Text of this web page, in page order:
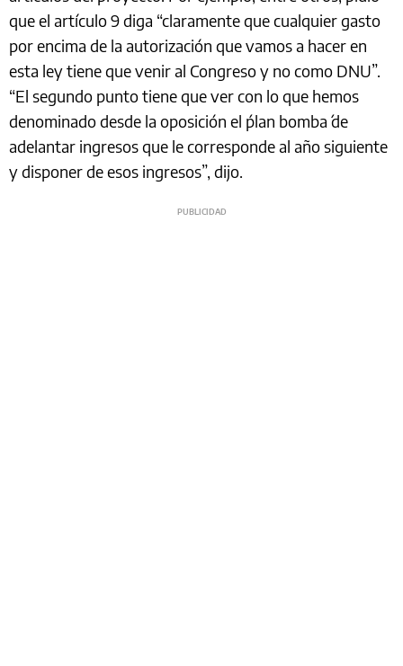
que el artículo 9 diga “claramente que cualquier gasto
por encima de la autorización que vamos a hacer en
esta ley tiene que venir al Congreso y no como DNU”.
“El segundo punto tiene que ver con lo que hemos
denominado desde la oposición el ´plan bomba´ de
adelantar ingresos que le corresponde al año siguiente
y disponer de esos ingresos”, dijo.